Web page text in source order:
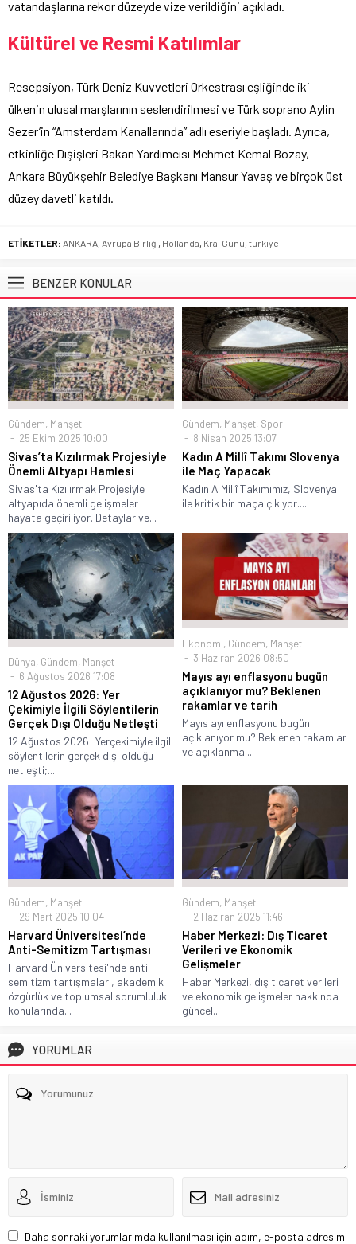
vatandaşlarına rekor düzeyde vize verildiğini açıkladı.
Kültürel ve Resmi Katılımlar
Resepsiyon, Türk Deniz Kuvvetleri Orkestrası eşliğinde iki
ülkenin ulusal marşlarının seslendirilmesi ve Türk soprano Aylin
Sezer’in “Amsterdam Kanallarında” adlı eseriyle başladı. Ayrıca,
etkinliğe Dışişleri Bakan Yardımcısı Mehmet Kemal Bozay,
Ankara Büyükşehir Belediye Başkanı Mansur Yavaş ve birçok üst
düzey davetli katıldı.
ETİKETLER: ANKARA, Avrupa Birliği, Hollanda, Kral Günü, türkiye
BENZER KONULAR
Gündem, Manşet
25 Ekim 2025 10:00
Sivas’ta Kızılırmak Projesiyle
Önemli Altyapı Hamlesi
Sivas'ta Kızılırmak Projesiyle
altyapıda önemli gelişmeler
hayata geçiriliyor. Detaylar ve...
Gündem, Manşet, Spor
8 Nisan 2025 13:07
Kadın A Millî Takımı Slovenya
ile Maç Yapacak
Kadın A Millî Takımımız, Slovenya
ile kritik bir maça çıkıyor....
Dünya, Gündem, Manşet
6 Ağustos 2026 17:08
12 Ağustos 2026: Yer
Çekimiyle İlgili Söylentilerin
Gerçek Dışı Olduğu Netleşti
12 Ağustos 2026: Yerçekimiyle ilgili
söylentilerin gerçek dışı olduğu
netleşti;...
Ekonomi, Gündem, Manşet
3 Haziran 2026 08:50
Mayıs ayı enflasyonu bugün
açıklanıyor mu? Beklenen
rakamlar ve tarih
Mayıs ayı enflasyonu bugün
açıklanıyor mu? Beklenen rakamlar
ve açıklanma...
Gündem, Manşet
29 Mart 2025 10:04
Harvard Üniversitesi’nde
Anti-Semitizm Tartışması
Harvard Üniversitesi'nde anti-
semitizm tartışmaları, akademik
özgürlük ve toplumsal sorumluluk
konularında...
Gündem, Manşet
2 Haziran 2025 11:46
Haber Merkezi: Dış Ticaret
Verileri ve Ekonomik
Gelişmeler
Haber Merkezi, dış ticaret verileri
ve ekonomik gelişmeler hakkında
güncel...
YORUMLAR
Daha sonraki yorumlarımda kullanılması için adım, e-posta adresim